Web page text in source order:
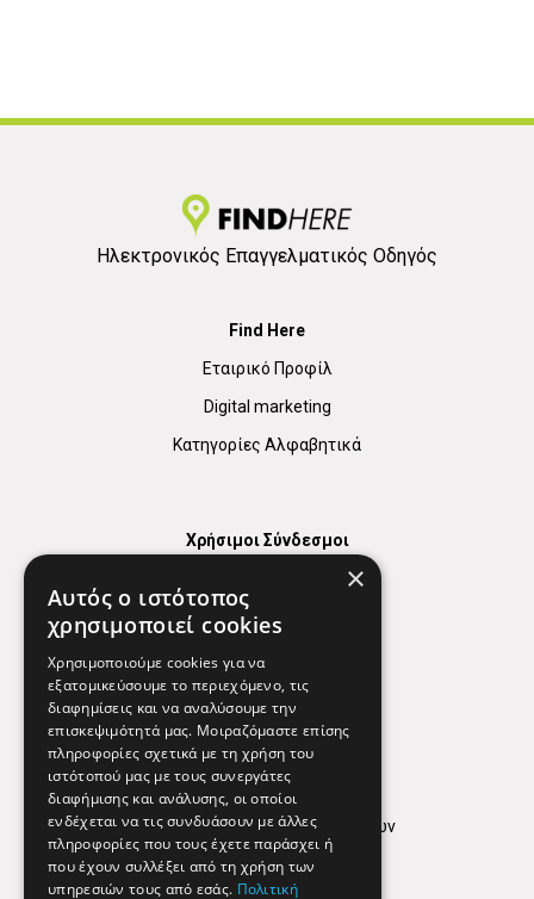
Ηλεκτρονικός Επαγγελματικός Οδηγός
Find Here
Εταιρικό Προφίλ
Digital marketing
Κατηγορίες Αλφαβητικά
Χρήσιμοι Σύνδεσμοι
Χρήσιμα Τηλέφωνα
Εφημερεύοντα Φαρμακεία
Απόρρητο
Όροι Χρήσης
Πολιτική προστασίας δεδομένων
Findhere
×
Αυτός ο ιστότοπος
χρησιμοποιεί cookies
Χρησιμοποιούμε cookies για να
εξατομικεύσουμε το περιεχόμενο, τις
διαφημίσεις και να αναλύσουμε την
επισκεψιμότητά μας. Μοιραζόμαστε επίσης
πληροφορίες σχετικά με τη χρήση του
ιστότοπού μας με τους συνεργάτες
διαφήμισης και ανάλυσης, οι οποίοι
ενδέχεται να τις συνδυάσουν με άλλες
πληροφορίες που τους έχετε παράσχει ή
που έχουν συλλέξει από τη χρήση των
υπηρεσιών τους από εσάς. Πολιτική